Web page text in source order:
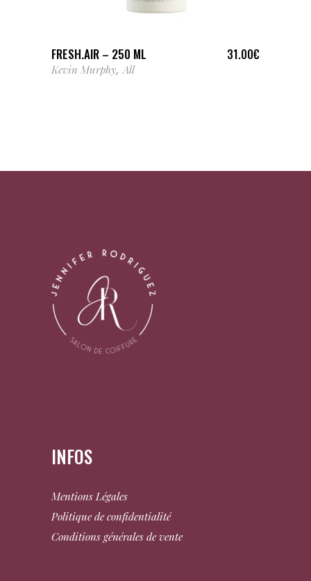
AJOUTER AU PANIER
FRESH.AIR – 250 ML 31.00€
Kevin Murphy,All
INFOS
Mentions Légales
Politique de confidentialité
Conditions générales de vente